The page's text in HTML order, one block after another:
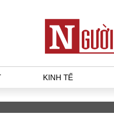
KINH TẾ
KINH TẾ